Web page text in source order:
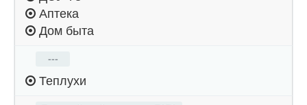
Аптека
Дом быта
---
Теплухи